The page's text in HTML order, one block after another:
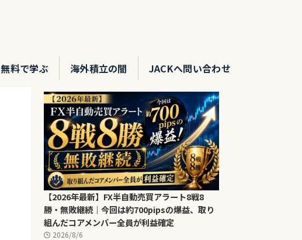
無料で学ぶ 海外積立の闇 JACKへ問い合わせ
【2026年最新】FX半自動売買アラート8戦8
勝・無敗継続｜今回は約700pipsの爆益、取り
組んだコアメンバー全員が利益確定
2026/8/6